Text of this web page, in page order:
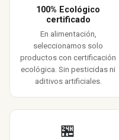
100% Ecológico
certificado
En alimentación,
seleccionamos solo
productos con certificación
ecológica. Sin pesticidas ni
aditivos artificiales.
🏪